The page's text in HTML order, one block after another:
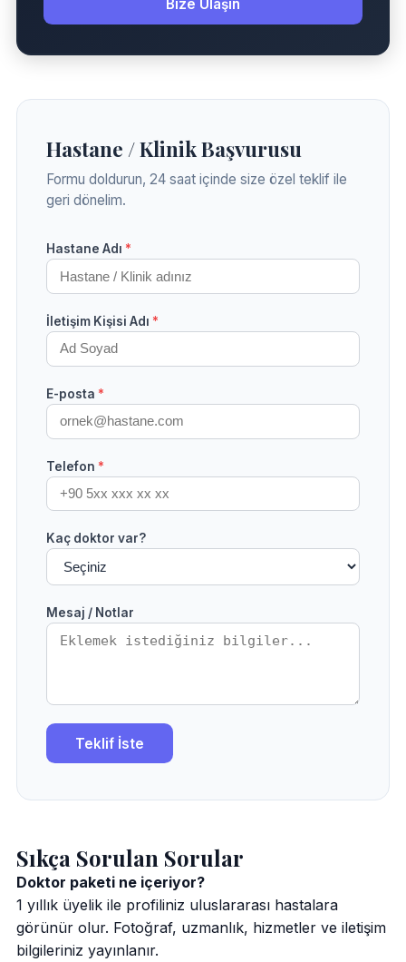
Bize Ulaşın
Hastane / Klinik Başvurusu
Formu doldurun, 24 saat içinde size özel teklif ile
geri dönelim.
Hastane Adı *
İletişim Kişisi Adı *
E-posta *
Telefon *
Kaç doktor var?
Mesaj / Notlar
Teklif İste
Sıkça Sorulan Sorular
Doktor paketi ne içeriyor?
1 yıllık üyelik ile profiliniz uluslararası hastalara
görünür olur. Fotoğraf, uzmanlık, hizmetler ve iletişim
bilgileriniz yayınlanır.